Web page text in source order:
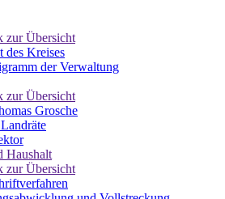
zur Übersicht
des Kreises
der Verwaltung
zur Übersicht
Grosche
Haushalt
zur Übersicht